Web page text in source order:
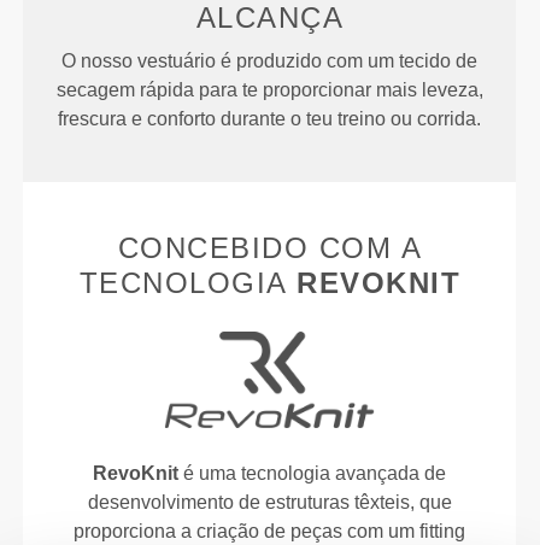
ALCANÇA
O nosso vestuário é produzido com um tecido de
secagem rápida para te proporcionar mais leveza,
frescura e conforto durante o teu treino ou corrida.
CONCEBIDO COM A
TECNOLOGIA REVOKNIT
RevoKnit é uma tecnologia avançada de
desenvolvimento de estruturas têxteis, que
proporciona a criação de peças com um fitting